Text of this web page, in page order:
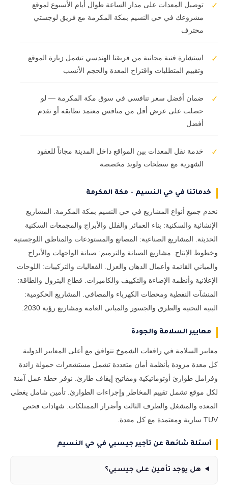
✓
توصيل المعدات على مدار الساعة طوال أيام الأسبوع لموقع
مشروعك في حي النسيم بمكة المكرمة مع فريق لوجستي
محترف
✓
استشارة فنية مجانية من فريقنا الهندسي تشمل زيارة الموقع
وتقييم المتطلبات واقتراح المعدة والحجم الأنسب
✓
ضمان أفضل سعر تنافسي في سوق مكة المكرمة — لو
حصلت على عرض أقل من منافس معتمد نطابقه أو نقدم
أفضل
✓
خدمة نقل المعدات بين المواقع داخل المدينة مجاناً للعقود
الشهرية مع سطحات ولوبد مخصصة
خدماتنا في حي النسيم - مكة المكرمة
نخدم جميع أنواع المشاريع في حي النسيم بمكة المكرمة. المشاريع
الإنشائية والسكنية: بناء العمائر والفلل والأبراج والمجمعات السكنية
الحديثة. المشاريع الصناعية: المصانع والمستودعات والمناطق اللوجستية
وخطوط الإنتاج. مشاريع الصيانة والترميم: صيانة الواجهات والأبراج
والمباني القائمة وأعمال الدهان والعزل. الفعاليات والتركيبات: اللوحات
الإعلانية وأنظمة الإضاءة والتكييف والكاميرات. قطاع البترول والطاقة:
المنشآت النفطية ومحطات الكهرباء والمصافي. المشاريع الحكومية:
البنية التحتية والطرق والجسور والمباني العامة ومشاريع رؤية 2030.
معايير السلامة والجودة
معايير السلامة في رافعات الشموخ تتوافق مع أعلى المعايير الدولية.
كل معدة مزودة بأنظمة أمان متعددة تشمل مستشعرات حمولة زائدة
وفرامل طوارئ أوتوماتيكية ومفاتيح إيقاف طارئ. نوفر خطة عمل آمنة
لكل موقع تشمل تقييم المخاطر وإجراءات الطوارئ. تأمين شامل يغطي
المعدة والمشغل والطرف الثالث وأضرار الممتلكات. شهادات فحص
TUV سارية ومعتمدة مع كل معدة.
أسئلة شائعة عن تأجير جيسبي في حي النسيم
هل يوجد تأمين على جيسبي؟